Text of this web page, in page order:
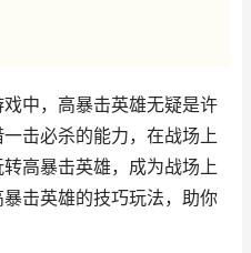
中，高暴击英雄无疑是许
击必杀的能力，在战场上
高暴击英雄，成为战场上
击英雄的技巧玩法，助你